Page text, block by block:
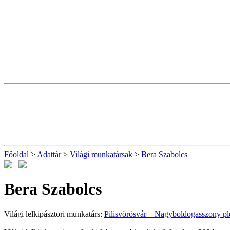
Főoldal > Adattár> Világi munkatársak > Bera Szabolcs
Bera Szabolcs
Világi lelkipásztori munkatárs: Pilisvörösvár – Nagyboldogasszony